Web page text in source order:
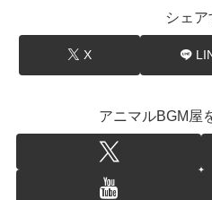
シェア
X
アニマルBGM屋